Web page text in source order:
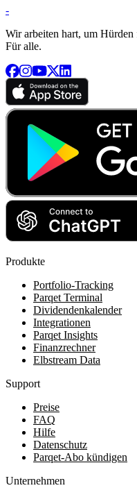
-
Wir arbeiten hart, um Hürden
Für alle.
Produkte
Portfolio-Tracking
Parqet Terminal
Dividendenkalender
Integrationen
Parqet Insights
Finanzrechner
Elbstream Data
Support
Preise
FAQ
Hilfe
Datenschutz
Parqet-Abo kündigen
Unternehmen